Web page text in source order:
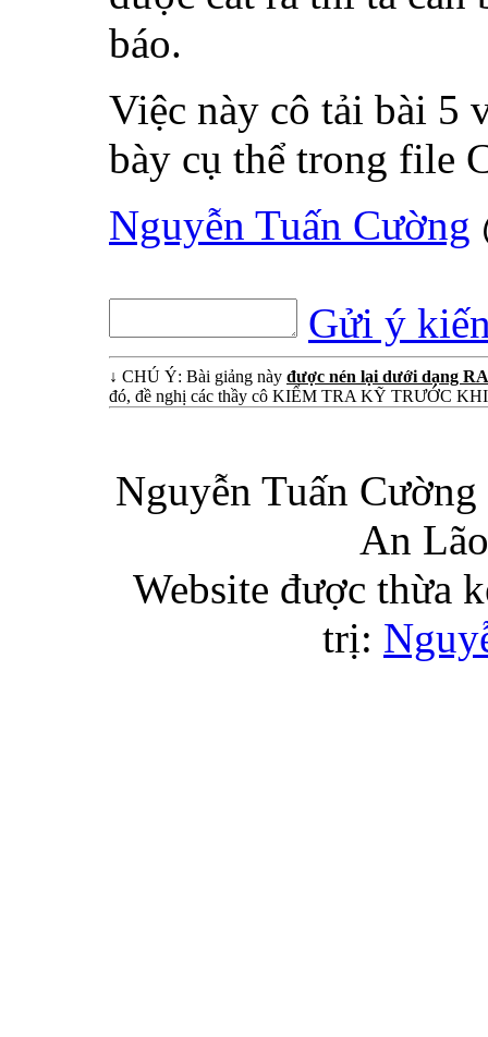
báo.
Việc này cô tải bài 5
bày cụ thể trong file
Nguyễn Tuấn Cường
Gửi ý
↓ CHÚ Ý: Bài giảng này được nén lại dưới dạng
đó, đề nghị các thầy cô KIỂM TRA KỸ TRƯỚC
Nguyễn Tuấn
An
Website được thừa
trị: